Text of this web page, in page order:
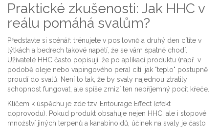
Praktické zkušenosti: Jak HHC v
reálu pomáhá svalům?
Představte si scénář: trénujete v posilovně a druhý den cítíte v
lýtkách a bedrech takové napětí, že se vám špatně chodí.
Uživatelé HHC často popisují, že po aplikaci produktu (např. v
podobě oleje nebo vapingového pera) cítí, jak "teplo" postupně
proudí do svalů. Není to tak, že by svaly najednou ztratily
schopnost fungovat, ale spíše zmizí ten nepříjemný pocit křeče.
Klíčem k úspěchu je zde tzv. Entourage Effect (efekt
doprovodu). Pokud produkt obsahuje nejen HHC, ale i stopové
množství jiných terpenů a kanabinoidů, účinek na svaly je často